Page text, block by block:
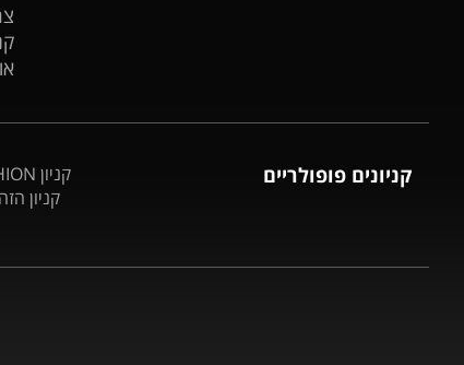
קניונים פופולריים קניון BIG FASHION אשדוד
קניון